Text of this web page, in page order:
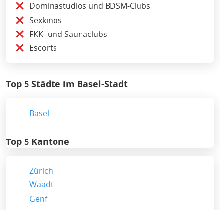
Dominastudios und BDSM-Clubs
Sexkinos
FKK- und Saunaclubs
Escorts
Top 5 Städte im Basel-Stadt
Basel
Top 5 Kantone
Zürich
Waadt
Genf